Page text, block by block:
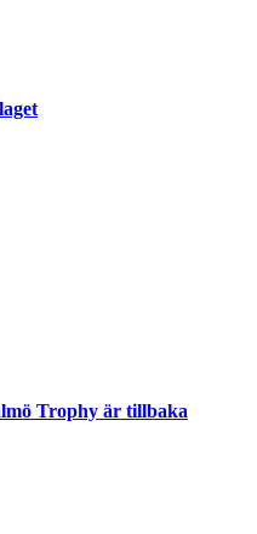
Trophy är tillbaka